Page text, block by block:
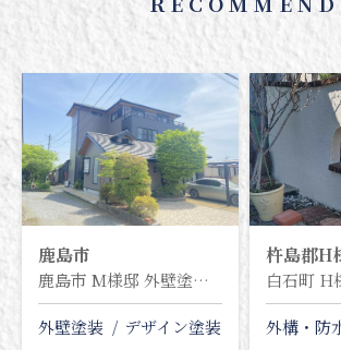
鹿島市
鹿島市 M様邸 外壁塗装塗り替え工事
外壁塗装 デザイン塗装
杵島郡H
外構・防